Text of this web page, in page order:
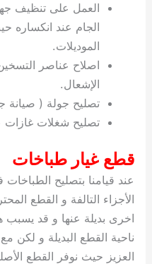
العمل على تنظيف
الجام عند انكساره
الموديلات.
اصلاح عناصر
الإشعال.
تصليح جولة ( صيانة
تصليح شغلات غازات
قطع غيار طباخات
عند قيامنا بتصليح
الأجزاء التالفة و القطع
اخرى بديلة عنها و قد يسبب
ناحية القطع البديلة و لكن
العزيز حيث نوفر القطع